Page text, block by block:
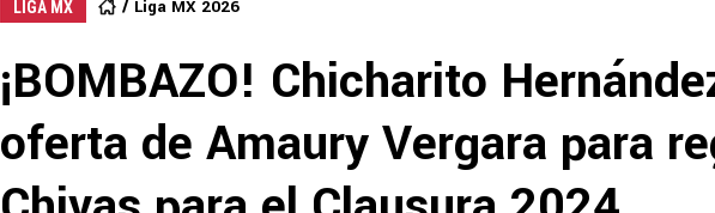
LIGA MX Liga MX 2026
¡BOMBAZO! Chicharito
oferta de Amaury Vergara para